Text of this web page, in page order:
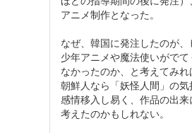
アニメ制作となった。
なぜ、韓国に発注したのが
少年アニメや魔法使いがで
なかったのか、と考えてみれ
朝鮮人なら「妖怪人間」の気
感情移入し易く、作品の出
考えたのかもしれない。